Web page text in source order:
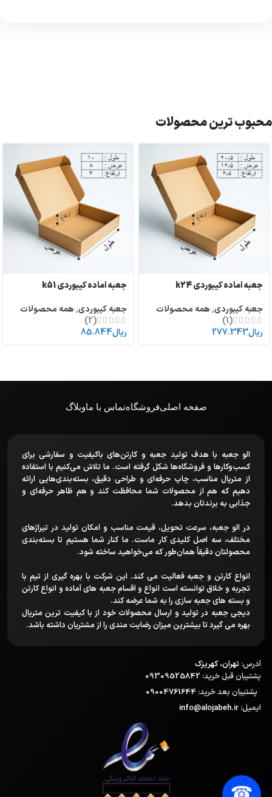
محبوب ترین محصولات
جعبه اماده کیبوردی k24
جعبه کیبوردی,همه محصولات
(1)
ریال277.343
جعبه اماده کیبوردی k51
جعبه کیبوردی,همه محصولات
(2)
ریال85.844
صفحه اصلیفروشگاهتماس با ماوبلاگ
الو جعبه با هدف تولید جعبه و کارتن‌های باکیفیت و سفارشی برای
کسب‌وکارها و فروشگاه‌ها شکل گرفته است. ما تلاش می‌کنیم با استفاده
از متریال مناسب، چاپ حرفه‌ای و طراحی دقیق، بسته‌بندی‌هایی ارائه
دهیم که هم از محصولات شما محافظت کند و هم ظاهر حرفه‌ای و
جذابی به برندتان بدهد.
در الو جعبه، سرعت تحویل، قیمت مناسب و امکان تولید در تیراژهای
مختلف، سه اصل کلیدی کار ماست. ما کنار شما هستیم تا بسته‌بندی
محصولتان دقیقاً همان‌طور که می‌خواهید ساخته شود.
انواع کارتن و جعبه فعالیت می کند. این شرکت با بهره گیری از تیم با
تجربه و خلاق توانسته است انواع و اقسام جعبه های آماده و انواع کارتن
و بسته های جعبه سازی را به شما عرضه کند.
دیجی جعبه در تولید و ارسال محصولات خود از با کیفیت ترین متریال
بهره می گیرد تا بیشترین میزان رضایت مندی را از مشتریان داشته باشد.
آدرس: تهران، کهریزک
پشتیبان قبل خرید: 09309525842
پشتیبان بعد خرید:
ایمیل: info@alojabeh.ir